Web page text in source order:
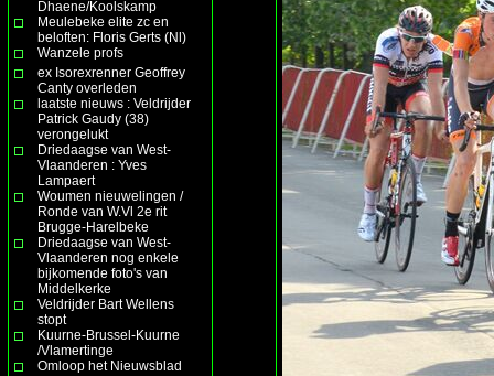
Dhaene/Koolskamp
Meulebeke elite zc en
beloften: Floris Gerts (Nl)
Wanzele profs
ex Isorexrenner Geoffrey
Canty overleden
laatste nieuws : Veldrijder
Patrick Gaudy (38)
verongelukt
Driedaagse van West-
Vlaanderen : Yves
Lampaert
Woumen nieuwelingen /
Ronde van W.Vl 2e rit
Brugge-Harelbeke
Driedaagse van West-
Vlaanderen nog enkele
bijkomende foto's van
Middelkerke
Veldrijder Bart Wellens
stopt
Kuurne-Brussel-Kuurne
/Vlamertinge
Omloop het Nieuwsblad